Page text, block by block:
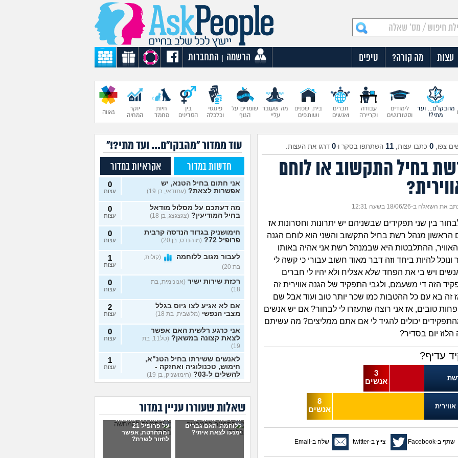
עצות מה קורה? טיפים הרשמה התחברות
מהבקו"ם... ועד
מתי?!
לימודים
וסטודנטים
עבודה
וקריירה
חברים
ואנשים
בית, שכנים
ושותפים
מה שעובר
עליי
שומרים על
הגוף
פיננסי
וכלכלה
בין
הסדינים
חיות
מחמד
יוקר
המחיה
גאווה
צפו, 0 כתבו עצות, 11 השתתפו בסקר ו-0 דרגו את העצות.
בחיל התקשוב או לוחם
את השאלה ב-18/06/26 בשעה 12:31
בין שני תפקידים שבשניהם יש יתרונות וחסרונות אז
הראשון מנהל רשת בחיל התקשוב והשני הוא לוחם הגנה
האוויר, ההתלבטות היא שבמנהל רשת אני אהיה באותו
להיות ביחד וזה דבר מאוד חשוב עבורי כי קשה לי
ויש בי את הפחד שלא אצליח ולא יהיו לי חברים
הזה די משעמם, ולגבי התפקיד של הגנה אווירית זה
זה בא עם כל ההטבות כמו שכר יותר טוב ועוד אבל שם
טובים, אז אני רוצה שתעזרו לי לבחור? אם יש אנשים
יכולים להגיד לי אם אתם ממליצים? מה עשיתם
יום בסדיר?
עדיף?
3
אנשים
8
אנשים
שתף ב-Facebook צייץ ב-twitter שלח ב-Email
עוד ממדור "מהבקו"ם... ועד מתי?!"
חדשות במדור אקראיות במדור
אני חתום בחיל הטנא, יש
אפשרות לצאת? (עתודאי, בן 19)
0
עצות
מה דעתכם על מסלול מודאל
בחיל המודיעין? (צגצגצג, בן 18)
0
עצות
חימושניק בגדוד הנדסה קרבית
פרופיל 72?
(מוהנדס, בן 20)
0
עצות
לעבור מגוב ללוחמה
(קולית,
בת 20)
1
עצות
רכזת שירות ישיר (אנונימית, בת
18)
0
עצות
אם לא אגיע לצו גיוס בגלל
מצבי הנפשי (מלשבית, בת 18)
2
עצות
אני כרגע רלשית האם אפשר
לצאת קצונה במשאן?
(טל11, בת
19)
0
עצות
לאנשים ששירתו בחיל הטנ"א,
חימוש, טכנולוגיה ואחזקה -
להשלים ל-03?
(חימושניק, בן 19)
1
עצות
עשתה לאחרונה טירונות
בעובדה? (אנונימית, בת 18)
עצות
ויתור על לוחמה בבקו״ם
(אנונימי, בת 18)
0
עצות
ויתור על לוחמה בבקו״ם מה
שאלות שעוררו עניין במדור
אני רוצה להתגייס
ללוחמה. האם גברים
ימנעו לצאת איתי?
השתחררתי מהצבא
על פרופיל 21
ומתחרטת, אפשר
לחזור לשרת?